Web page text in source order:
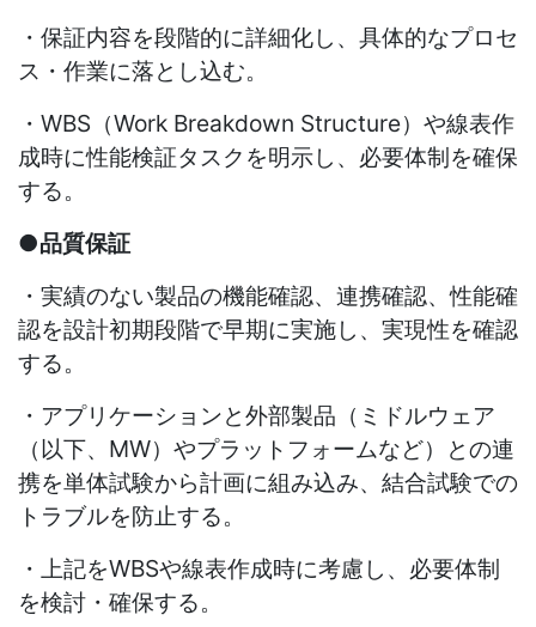
・保証内容を段階的に詳細化し、具体的なプロセ
ス・作業に落とし込む。
・ WBS （Work Breakdown Structure）や線表作
成時に性能検証タスクを明示し、必要体制を確保
する。
●品質保証
・実績のない製品の機能確認、連携確認、性能確
認を設計初期段階で早期に実施し、実現性を確認
する。
・アプリケーションと外部製品（ミドルウェア
（以下、 MW）やプラットフォームなど）との連
携を単体試験から計画に組み込み、結合試験での
トラブルを防止する。
・上記をWBSや線表作成時に考慮し、必要体制
を検討・確保する。